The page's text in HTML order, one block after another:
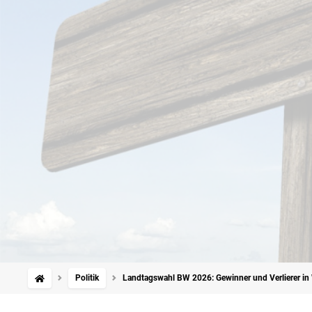
Politik Landtagswahl BW 2026: Gewinner und Verlierer